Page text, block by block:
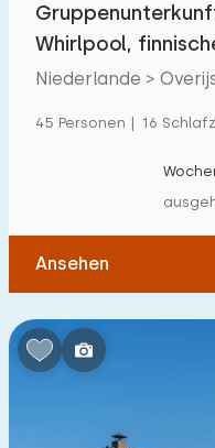
Zugänglichkeit
Whirlpool,
Niederlande >
45 Personen | 16
Ansehen